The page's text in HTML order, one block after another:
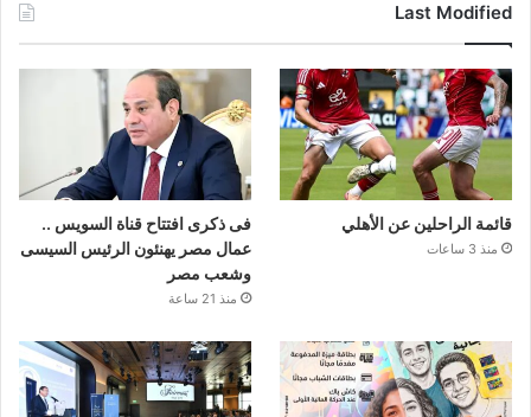
Last Modified
قائمة الراحلين عن الأهلي
منذ 3 ساعات
فى ذكرى افتتاح قناة السويس ..
عمال مصر يهنئون الرئيس السيسى
وشعب مصر
منذ 21 ساعة